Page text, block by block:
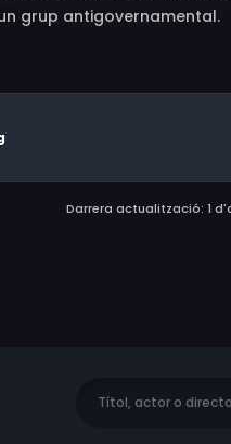
grup antigovernamental.
Darrera actualització: 1